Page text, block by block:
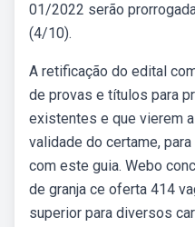
01/2022 serão
(4/10).
A retificação do edital
de provas e títulos para
existentes e que vierem
validade do certame,
com este guia. Webo
de granja ce oferta 414
superior para diversos